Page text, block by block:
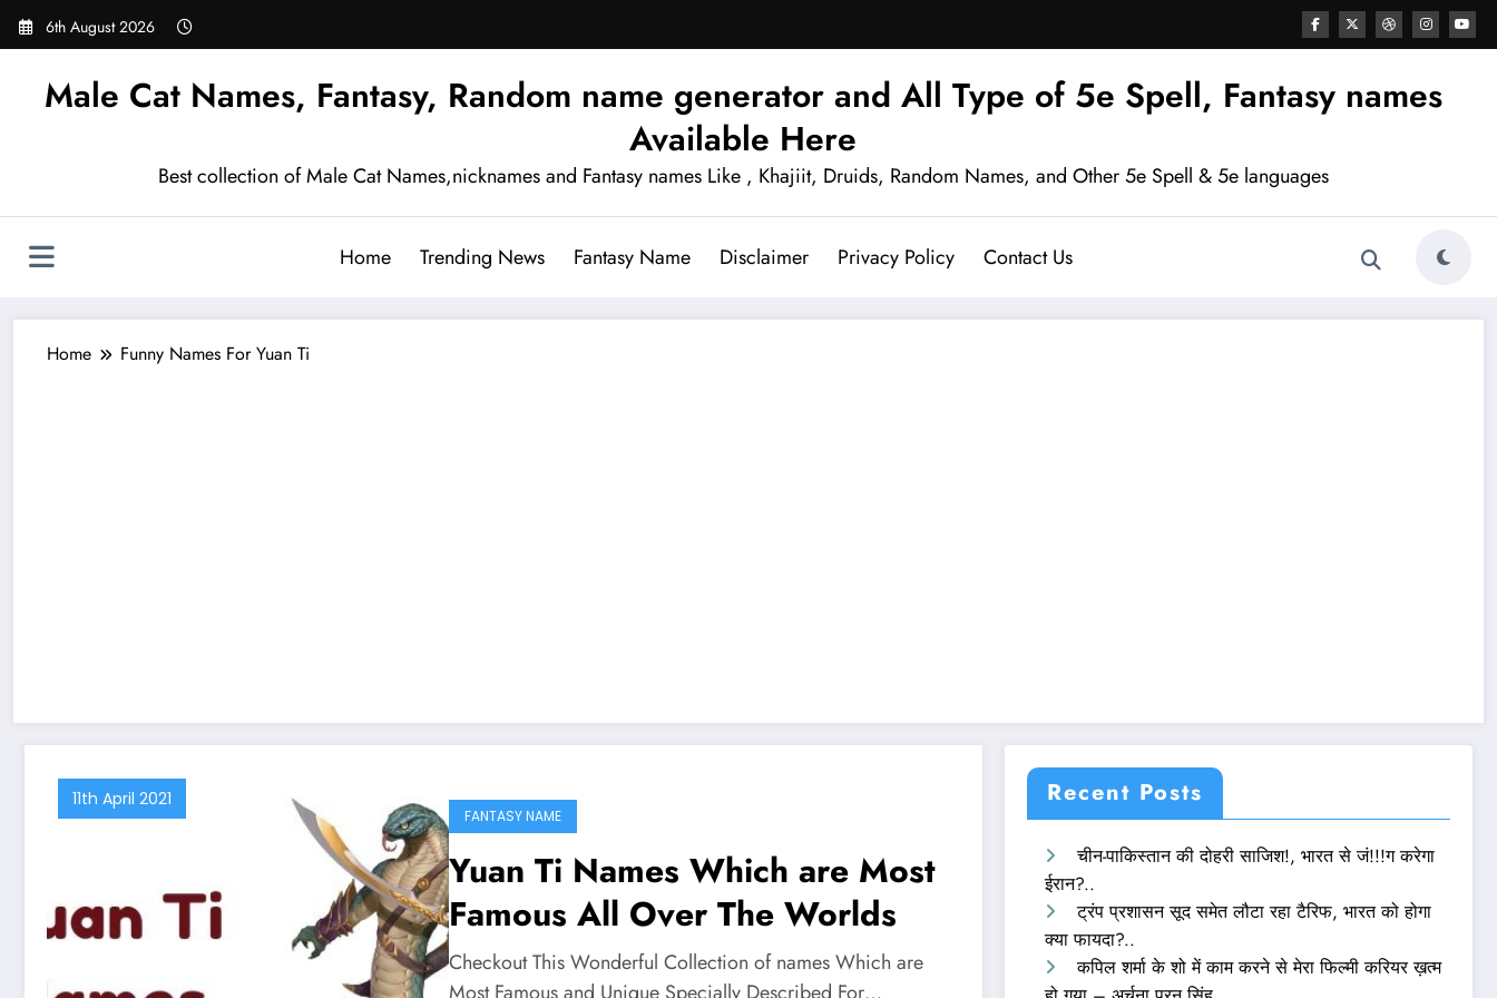
Skip
6th August 2026
Male Cat Names, Fantasy, Random name generator and All Type of 5e Spell, Fantasy names
Available Here
Best collection of Male Cat Names,nicknames and Fantasy names Like , Khajiit, Druids, Random Names, and Other 5e Spell & 5e languages
Home Trending News Fantasy Name Disclaimer Privacy Policy Contact Us
Home Funny Names For Yuan Ti
11th April 2021
FANTASY NAME
Yuan Ti Names Which are Most
Famous All Over The Worlds
Checkout This Wonderful Collection of names Which are
Recent Posts
चीन-पाकिस्तान की दोहरी साजिश!, भारत से जं!!!ग करेगा
ईरान?..
ट्रंप प्रशासन सूद समेत लौटा रहा टैरिफ, भारत को होगा
क्या फायदा?..
कपिल शर्मा के शो में काम करने से मेरा फिल्मी करियर ख़त्म